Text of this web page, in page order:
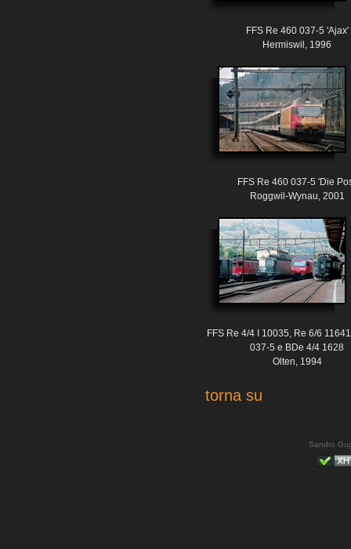
FFS Re 460 037-5 'Ajax'
Hermiswil, 1996
FFS Re 460 037-5 'Die
Roggwil-Wynau, 2001
FFS Re 4/4 I 10035, Re 6/6
037-5 e BDe 4/4 1628
Olten, 1994
torna su
Sandro